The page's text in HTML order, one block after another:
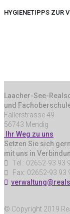
HYGIENETIPPS ZUR
Laacher-See-
und
Fallerstrasse 49
56743 Mendig
Ihr Weg zu uns
Setzen Sie sich
mit uns in
Tel.: 02652-93 93
Fax: 02652-93 93
© Copyright 2019